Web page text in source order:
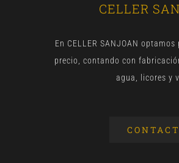
CELLER
En CELLER SANJOAN
precio, contando con
agua, licores y